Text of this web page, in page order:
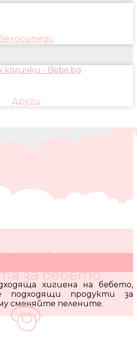
Други
съвета за
за бебето
хигиена на бебето,
подходящи продукти за
сменяйте пелените.